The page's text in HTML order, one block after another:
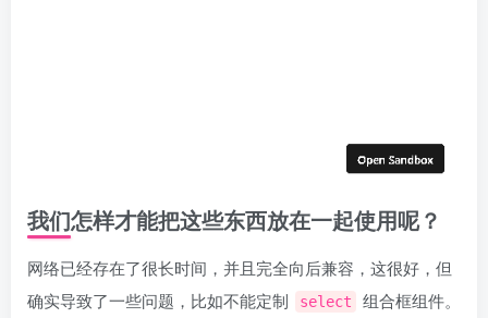
我们怎样才能把这些东西放在一起使用呢？
网络已经存在了很长时间，并且完全向后兼容，这很好，但
确实导致了一些问题，比如不能定制
select
组合框组件。